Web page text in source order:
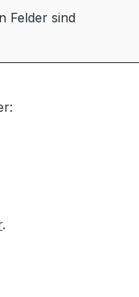
Felder sind
.